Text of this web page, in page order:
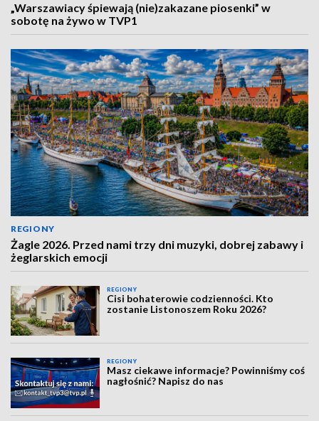
„Warszawiacy śpiewają (nie)zakazane piosenki” w
sobotę na żywo w TVP1
REGIONY
Żagle 2026. Przed nami trzy dni muzyki, dobrej zabawy i
żeglarskich emocji
REGIONY
Cisi bohaterowie codzienności. Kto
zostanie Listonoszem Roku 2026?
REGIONY
Masz ciekawe informacje? Powinniśmy coś
nagłośnić? Napisz do nas